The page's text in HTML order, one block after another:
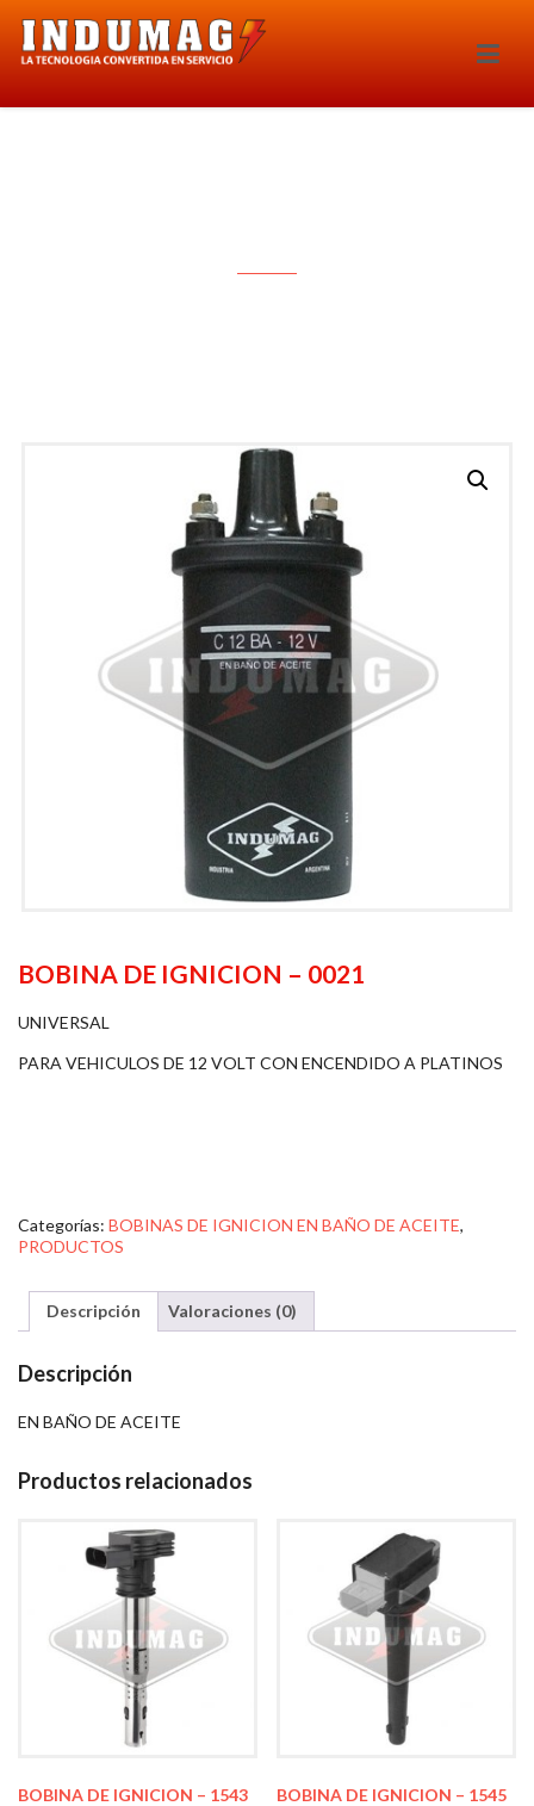
BOBINA DE IGNICION – 0021
UNIVERSAL
PARA VEHICULOS DE 12 VOLT CON ENCENDIDO A PLATINOS
Categorías: BOBINAS DE IGNICION EN BAÑO DE ACEITE,
PRODUCTOS
Descripción Valoraciones (0)
Descripción
EN BAÑO DE ACEITE
Productos relacionados
BOBINA DE IGNICION – 1543 BOBINA DE IGNICION – 1545